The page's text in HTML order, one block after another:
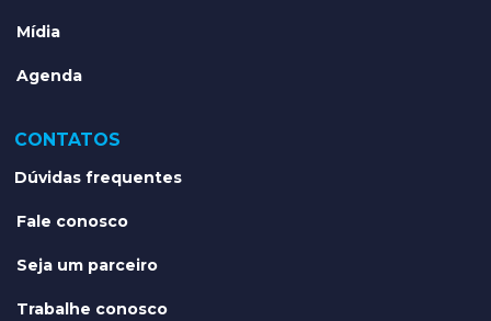
Mídia
Agenda
CONTATOS
Dúvidas frequentes
Fale conosco
Seja um parceiro
Trabalhe conosco